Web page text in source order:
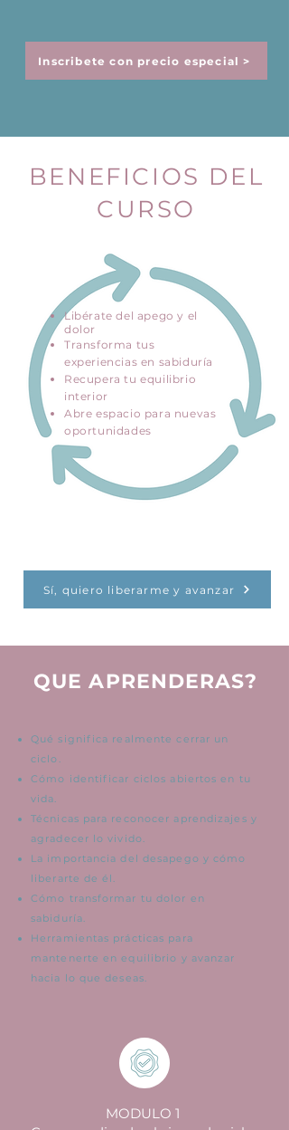
Inscribete con precio especial >
BENEFICIOS DEL
CURSO
Libérate del apego y el
dolor
Transforma tus
experiencias en sabiduría
Recupera tu equilibrio
interior
Abre espacio para nuevas
oportunidades
Sí, quiero liberarme y avanzar
QUE APRENDERAS?
Qué significa realmente cerrar un
ciclo.
Cómo identificar ciclos abiertos en tu
vida.
Técnicas para reconocer aprendizajes y
agradecer lo vivido.
La importancia del desapego y cómo
liberarte de él.
Cómo transformar tu dolor en
sabiduría.
Herramientas prácticas para
mantenerte en equilibrio y avanzar
hacia lo que deseas.
MODULO 1